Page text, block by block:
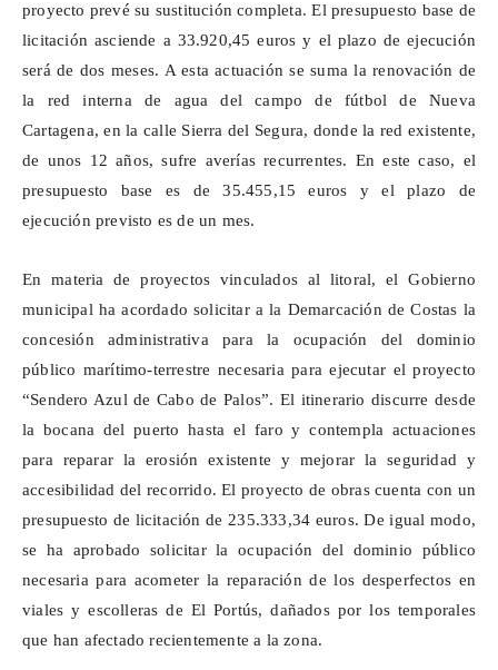
proyecto prevé su sustitución completa. El presupuesto base de
licitación asciende a 33.920,45 euros y el plazo de ejecución
será de dos meses. A esta actuación se suma la renovación de
la red interna de agua del campo de fútbol de Nueva
Cartagena, en la calle Sierra del Segura, donde la red existente,
de unos 12 años, sufre averías recurrentes. En este caso, el
presupuesto base es de 35.455,15 euros y el plazo de
ejecución previsto es de un mes.
En materia de proyectos vinculados al litoral, el Gobierno
municipal ha acordado solicitar a la Demarcación de Costas la
concesión administrativa para la ocupación del dominio
público marítimo-terrestre necesaria para ejecutar el proyecto
“Sendero Azul de Cabo de Palos”. El itinerario discurre desde
la bocana del puerto hasta el faro y contempla actuaciones
para reparar la erosión existente y mejorar la seguridad y
accesibilidad del recorrido. El proyecto de obras cuenta con un
presupuesto de licitación de 235.333,34 euros. De igual modo,
se ha aprobado solicitar la ocupación del dominio público
necesaria para acometer la reparación de los desperfectos en
viales y escolleras de ElPortús, dañados por los temporales
que han afectado recientemente a la zona.